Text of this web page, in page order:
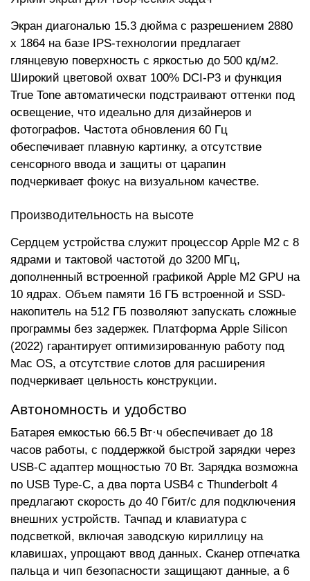
Экран диагональю 15.3 дюйма с разрешением 2880
x 1864 на базе IPS-технологии предлагает
глянцевую поверхность с яркостью до 500 кд/м2.
Широкий цветовой охват 100% DCI-P3 и функция
True Tone автоматически подстраивают оттенки под
освещение, что идеально для дизайнеров и
фотографов. Частота обновления 60 Гц
обеспечивает плавную картинку, а отсутствие
сенсорного ввода и защиты от царапин
подчеркивает фокус на визуальном качестве.
Производительность на высоте
Сердцем устройства служит процессор Apple M2 с 8
ядрами и тактовой частотой до 3200 МГц,
дополненный встроенной графикой Apple M2 GPU на
10 ядрах. Объем памяти 16 ГБ встроенной и SSD-
накопитель на 512 ГБ позволяют запускать сложные
программы без задержек. Платформа Apple Silicon
(2022) гарантирует оптимизированную работу под
Mac OS, а отсутствие слотов для расширения
подчеркивает цельность конструкции.
Автономность и удобство
Батарея емкостью 66.5 Вт·ч обеспечивает до 18
часов работы, с поддержкой быстрой зарядки через
USB-C адаптер мощностью 70 Вт. Зарядка возможна
по USB Type-C, а два порта USB4 с Thunderbolt 4
предлагают скорость до 40 Гбит/с для подключения
внешних устройств. Тачпад и клавиатура с
подсветкой, включая заводскую кириллицу на
клавишах, упрощают ввод данных. Сканер отпечатка
пальца и чип безопасности защищают данные, а 6